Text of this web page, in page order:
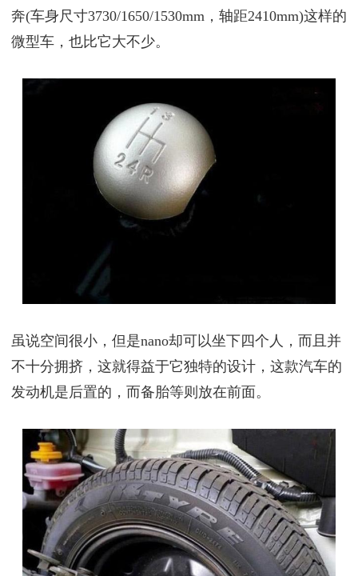
奔(车身尺寸3730/1650/1530mm，轴距2410mm)这样的
微型车，也比它大不少。
虽说空间很小，但是nano却可以坐下四个人，而且并
不十分拥挤，这就得益于它独特的设计，这款汽车的
发动机是后置的，而备胎等则放在前面。